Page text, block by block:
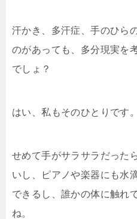
汗かき、多汗症、手のひら
のがあっても、多分現実を
でしょ？
はい、私もそのひとりです。
せめて手がサラサラだった
いし、ピアノや楽器にも水
できるし、誰かの体に触れ
ね。